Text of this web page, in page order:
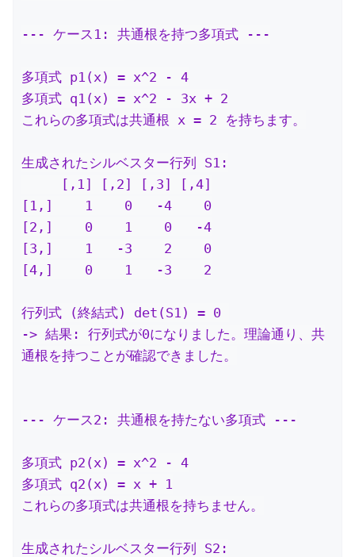
--- ケース1: 共通根を持つ多項式 ---
多項式 p1(x) = x^2 - 4
多項式 q1(x) = x^2 - 3x + 2
これらの多項式は共通根 x = 2 を持ちます。
生成されたシルベスター行列 S1:
[1,]    1    0   -4    0
[2,]    0    1    0   -4
[3,]    1   -3    2    0
[4,]    0    1   -3    2
行列式 (終結式) det(S1) = 0
-> 結果: 行列式が0になりました。理論通り、共
通根を持つことが確認できました。
--- ケース2: 共通根を持たない多項式 ---
多項式 p2(x) = x^2 - 4
多項式 q2(x) = x + 1
これらの多項式は共通根を持ちません。
生成されたシルベスター行列 S2: